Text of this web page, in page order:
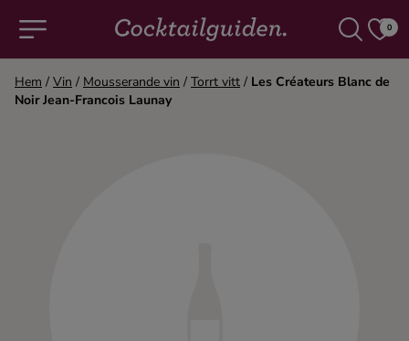
0
COCKTAILS & DRINKAR
Hem / Vin / Mousserande vin / Torrt vitt / Les Créateurs Blanc de
Noir Jean-Francois Launay